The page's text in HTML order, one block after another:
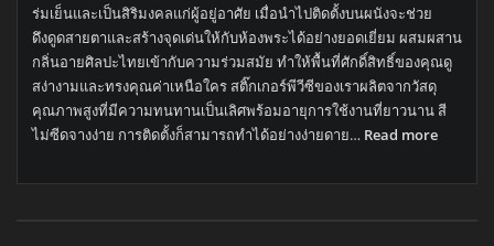
ร่มเย็นและเป็นสิริมงคลแก่ผู้อยู่อาศัย เมื่อนำไปติดตั้งบนผนังจะช่วย
ดึงดูดสายตาและสร้างจุดเด่นให้กับห้องพระได้อย่างยอดเยี่ยม ผสมผสาน
กลิ่นอายศิลปะไทยเข้ากับความร่วมสมัย ทำให้พื้นที่ศักดิ์สิทธิ์ของคุณดู
สง่างามและทรงคุณค่าเหนือใคร สติ๊กเกอร์พีวีซีของเราผลิตจากวัสดุ
คุณภาพสูงที่มีความทนทานเป็นเลิศพร้อมอายุการใช้งานที่ยาวนาน สี
ไม่ซีดจางง่าย การติดตั้งก็สามารถทำได้อย่างง่ายดาย… Read more:
ลาย